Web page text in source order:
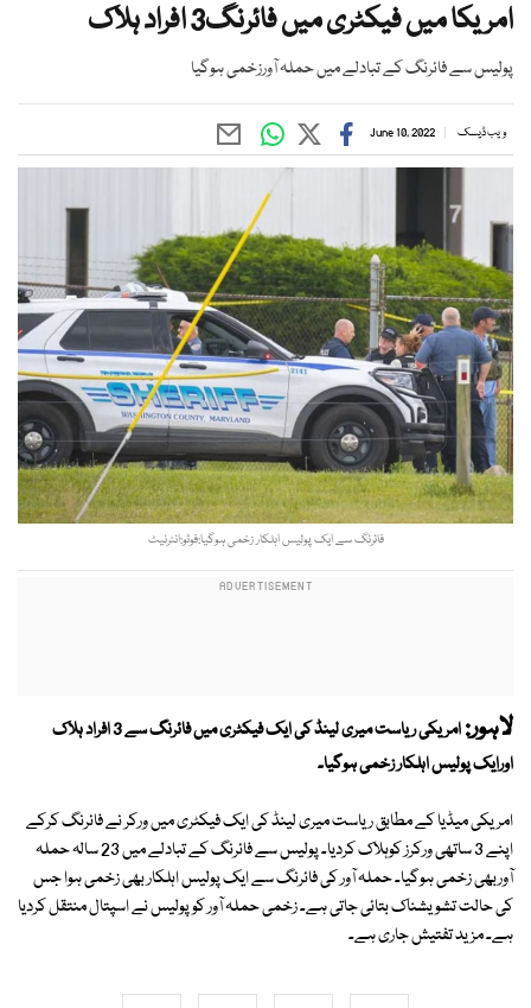
امریکا میں فیکٹری میں فائرنگ3 افراد ہلاک
پولیس سے فائرنگ کے تبادلے میں حملہ آورزخمی ہوگیا
ویب ڈیسک June 10, 2022
فائرنگ سے ایک پولیس اہلکار زخمی ہوگیا:فوٹو:انٹرنیٹ
لاہور:
امریکی ریاست میری لینڈ کی ایک فیکٹری میں فائرنگ سے 3 افراد ہلاک
اورایک پولیس اہلکار زخمی ہوگیا۔
امریکی میڈیا کے مطابق ریاست میری لینڈ کی ایک فیکٹری میں ورکر نے فائرنگ کرکے
اپنے 3 ساتھی ورکرز کوہلاک کردیا۔ پولیس سے فائرنگ کے تبادلے میں 23 سالہ حملہ
آوربھی زخمی ہوگیا۔ حملہ آور کی فائرنگ سے ایک پولیس اہلکار بھی زخمی ہوا جس
کی حالت تشویشناک بتائی جاتی ہے۔ زخمی حملہ آور کو پولیس نے اسپتال منتقل کردیا
ہے۔ مزید تفتیش جاری ہے۔